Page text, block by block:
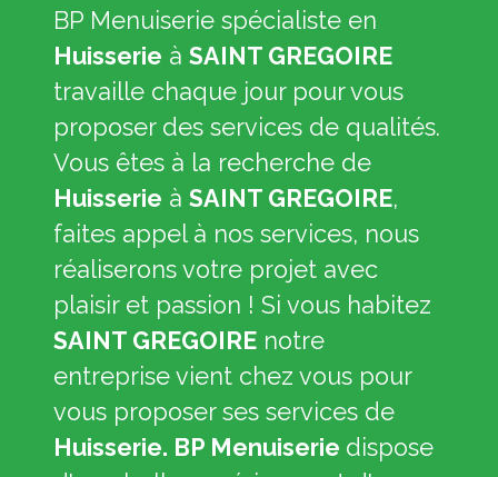
BP Menuiserie spécialiste en
Huisserie à SAINT GREGOIRE
travaille chaque jour pour vous
proposer des services de qualités.
Vous êtes à la recherche de
Huisserie à SAINT GREGOIRE,
faites appel à nos services, nous
réaliserons votre projet avec
plaisir et passion ! Si vous habitez
SAINT GREGOIRE notre
entreprise vient chez vous pour
vous proposer ses services de
Huisserie. BP Menuiserie dispose